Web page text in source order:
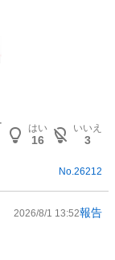
はい
16
いいえ
3
No. 26212
2026/8/1 13:52報告